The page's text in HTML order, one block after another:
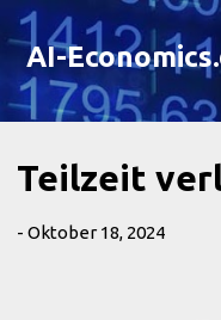
AI-
Teilzeit
- Oktober 18, 2024